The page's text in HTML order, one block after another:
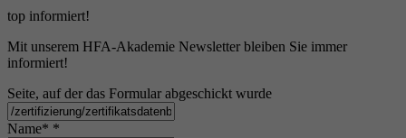
top informiert!
Mit unserem HFA-Akademie Newsletter bleiben Sie immer
informiert!
Seite, auf der das Formular abgeschickt wurde
Name* *